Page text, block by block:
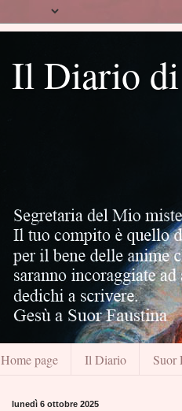
Il Diario di
Home page Il Diario Suor
lunedì 6 ottobre 2025